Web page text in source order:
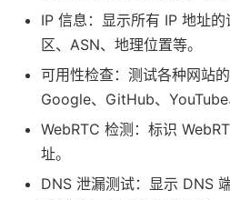
IP 信息：显示所有 IP 地址
区、ASN、地理位置等。
可用性检查：测试各种网站
Google、GitHub、YouTube
WebRTC 检测：标识
址。
DNS 泄漏测试：显示 DNS